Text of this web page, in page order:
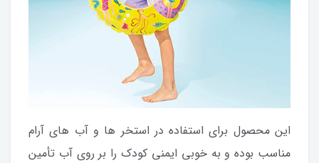
این محصول برای استفاده در استخر ها و آب های آرام
مناسب بوده و به خوبی ایمنی کودک را بر روی آب تأمین